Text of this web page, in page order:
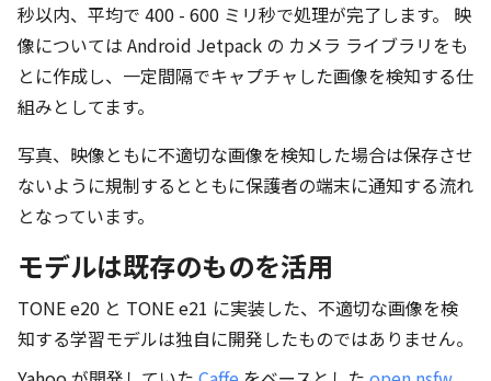
秒以内、平均で 400 - 600 ミリ秒で処理が完了します。 映
像については Android Jetpack の カメラ ライブラリをも
とに作成し、一定間隔でキャプチャした画像を検知する仕
組みとしてます。
写真、映像ともに不適切な画像を検知した場合は保存させ
ないように規制するとともに保護者の端末に通知する流れ
となっています。
モデルは既存のものを活用
TONE e20 と TONE e21 に実装した、不適切な画像を検
知する学習モデルは独自に開発したものではありません。